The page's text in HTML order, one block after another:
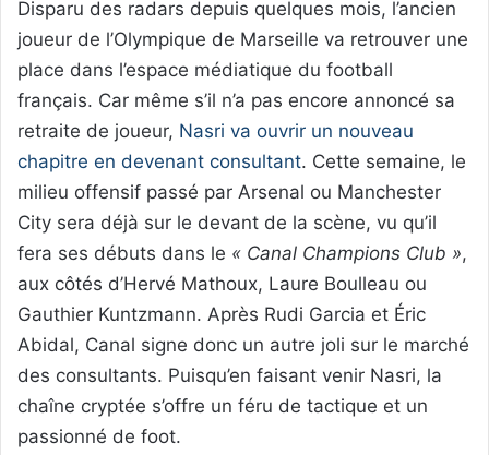
Disparu des radars depuis quelques mois, l’ancien
joueur de l’Olympique de Marseille va retrouver une
place dans l’espace médiatique du football
français. Car même s’il n’a pas encore annoncé sa
retraite de joueur, Nasri va ouvrir un nouveau
chapitre en devenant consultant. Cette semaine, le
milieu offensif passé par Arsenal ou Manchester
City sera déjà sur le devant de la scène, vu qu’il
fera ses débuts dans le « Canal Champions Club »,
aux côtés d’Hervé Mathoux, Laure Boulleau ou
Gauthier Kuntzmann. Après Rudi Garcia et Éric
Abidal, Canal signe donc un autre joli sur le marché
des consultants. Puisqu’en faisant venir Nasri, la
chaîne cryptée s’offre un féru de tactique et un
passionné de foot.